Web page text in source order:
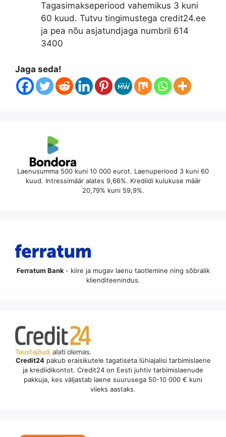
Tagasimakseperiood vahemikus 3 kuni
60 kuud. Tutvu tingimustega credit24.ee
ja pea nõu asjatundjaga numbril 614
3400
Jaga seda!
Laenusumma 500 kuni 10 000 eurot. Laenuperiood 3 kuni 60
kuud. Intressimäär alates 9,66%. Krediidi kulukuse määr
20,79% kuni 59,9%.
Ferratum Bank - kiire ja mugav laenu taotlemine ning sõbralik
klienditeenindus.
Credit24pakub eraisikutele tagatiseta lühiajalisi tarbimislaene
ja krediidikontot. Credit24 on Eesti juhtiv tarbimislaenude
pakkuja, kes väljastab laene suurusega 50-10 000 € kuni
viieks aastaks.